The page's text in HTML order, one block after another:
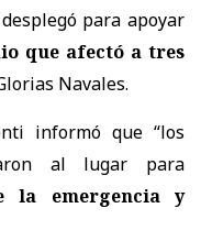
para apoyar
que afectó a tres
Navales.
informó que “los
al lugar para
la emergencia y